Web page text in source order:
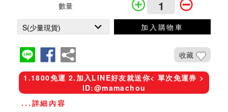
數量
加入購物車
收藏
1.1800免運 2.加入LINE好友就送你< 單次免運券 >
ID:@mamachou
...詳細內容